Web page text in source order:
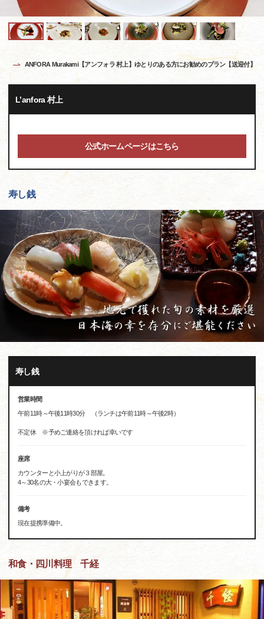
ANFORA Murakami【アンフォラ 村上】ゆとりのある方にお勧めのプラン【送迎付】
L’anfora 村上
公式ホームページはこちら
寿し銭
寿し銭
営業時間
午前11時～午後11時30分 （ランチは午前11時～午後2時）
不定休 ※予めご連絡を頂ければ幸いです
座席
カウンターと小上がりが３部屋。
4～30名の大・小宴会もできます。
備考
現在提携準備中。
和食・四川料理 千経